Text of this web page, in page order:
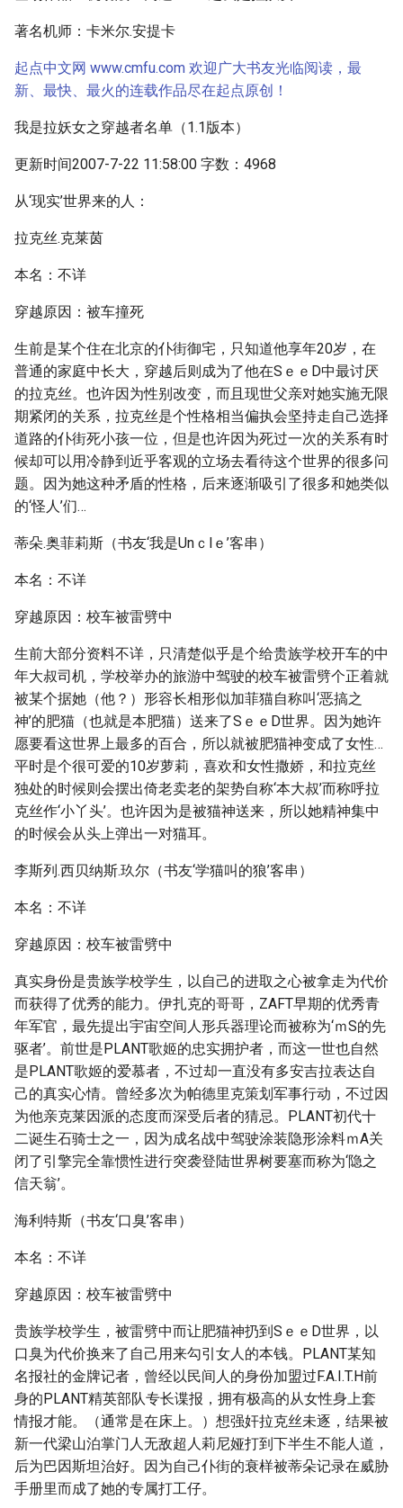
著名机师：卡米尔.安提卡
起点中文网 www.cmfu.com 欢迎广大书友光临阅读，最
新、最快、最火的连载作品尽在起点原创！
我是拉妖女之穿越者名单（1.1版本）
更新时间2007-7-22 11:58:00 字数：4968
从‘现实’世界来的人：
拉克丝.克莱茵
本名：不详
穿越原因：被车撞死
生前是某个住在北京的仆街御宅，只知道他享年20岁，在
普通的家庭中长大，穿越后则成为了他在SｅｅD中最讨厌
的拉克丝。也许因为性别改变，而且现世父亲对她实施无限
期紧闭的关系，拉克丝是个性格相当偏执会坚持走自己选择
道路的仆街死小孩一位，但是也许因为死过一次的关系有时
候却可以用冷静到近乎客观的立场去看待这个世界的很多问
题。因为她这种矛盾的性格，后来逐渐吸引了很多和她类似
的‘怪人’们…
蒂朵.奥菲莉斯（书友‘我是Unｃlｅ’客串）
本名：不详
穿越原因：校车被雷劈中
生前大部分资料不详，只清楚似乎是个给贵族学校开车的中
年大叔司机，学校举办的旅游中驾驶的校车被雷劈个正着就
被某个据她（他？）形容长相形似加菲猫自称叫‘恶搞之
神’的肥猫（也就是本肥猫）送来了SｅｅD世界。因为她许
愿要看这世界上最多的百合，所以就被肥猫神变成了女性…
平时是个很可爱的10岁萝莉，喜欢和女性撒娇，和拉克丝
独处的时候则会摆出倚老卖老的架势自称‘本大叔’而称呼拉
克丝作‘小丫头’。也许因为是被猫神送来，所以她精神集中
的时候会从头上弹出一对猫耳。
李斯列.西贝纳斯.玖尔（书友‘学猫叫的狼’客串）
本名：不详
穿越原因：校车被雷劈中
真实身份是贵族学校学生，以自己的进取之心被拿走为代价
而获得了优秀的能力。伊扎克的哥哥，ZAFT早期的优秀青
年军官，最先提出宇宙空间人形兵器理论而被称为‘ｍS的先
驱者’。前世是PLANT歌姬的忠实拥护者，而这一世也自然
是PLANT歌姬的爱慕者，不过却一直没有多安吉拉表达自
己的真实心情。曾经多次为帕德里克策划军事行动，不过因
为他亲克莱因派的态度而深受后者的猜忌。PLANT初代十
二诞生石骑士之一，因为成名战中驾驶涂装隐形涂料ｍA关
闭了引擎完全靠惯性进行突袭登陆世界树要塞而称为‘隐之
信天翁’。
海利特斯（书友‘口臭’客串）
本名：不详
穿越原因：校车被雷劈中
贵族学校学生，被雷劈中而让肥猫神扔到SｅｅD世界，以
口臭为代价换来了自己用来勾引女人的本钱。PLANT某知
名报社的金牌记者，曾经以民间人的身份加盟过F.A.I.T.H前
身的PLANT精英部队专长谍报，拥有极高的从女性身上套
情报才能。（通常是在床上。）想强奸拉克丝未逐，结果被
新一代梁山泊掌门人无敌超人莉尼娅打到下半生不能人道，
后为巴因斯坦治好。因为自己仆街的衰样被蒂朵记录在威胁
手册里而成了她的专属打工仔。